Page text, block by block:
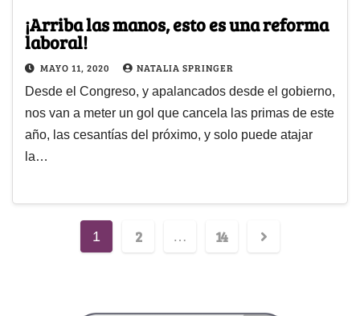
¡Arriba las manos, esto es una reforma
laboral!
MAYO 11, 2020 NATALIA SPRINGER
Desde el Congreso, y apalancados desde el gobierno,
nos van a meter un gol que cancela las primas de este
año, las cesantías del próximo, y solo puede atajar
la…
1 2 … 14